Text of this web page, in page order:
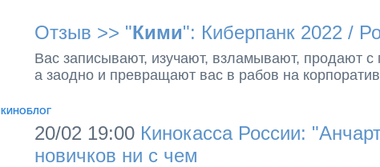
Отзыв >> "Кими": Киберпанк 2022 /
Вас записывают, изучают, взламывают, продают
а заодно и превращают вас в рабов на
КИНОБЛОГ
20/02 19:00Кинокасса России:
новичков ни с чем